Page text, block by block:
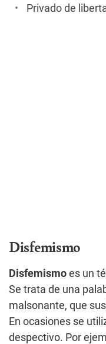
Privado de
Disfemismo
Disfemismo es un
Se trata de una
malsonante, que
En ocasiones se
despectivo. Por